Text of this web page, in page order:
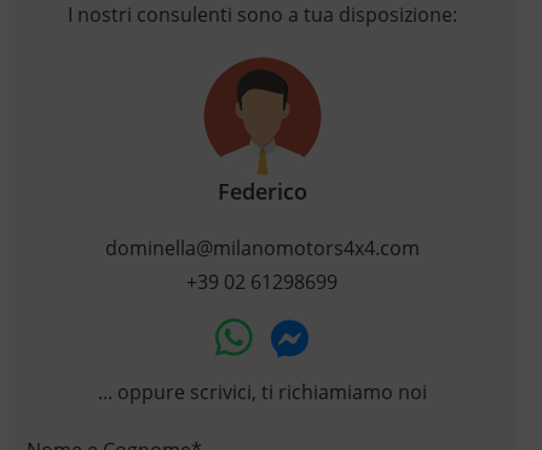
I nostri consulenti sono a tua disposizione:
Federico
dominella@milanomotors4x4.com
+39 02 61298699
... oppure scrivici, ti richiamiamo noi